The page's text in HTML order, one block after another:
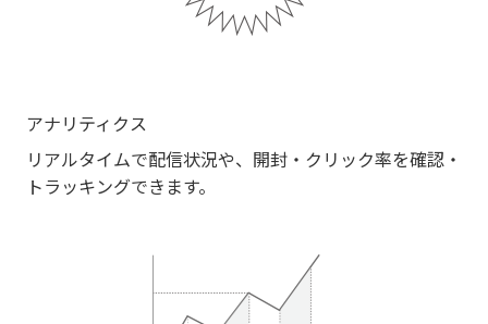
アナリティクス
リアルタイムで配信状況や、開封・クリック率を確認・
トラッキングできます。